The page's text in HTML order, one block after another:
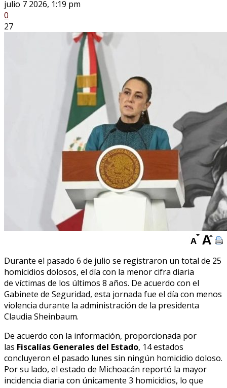
julio 7 2026, 1:19 pm
0
27
Durante el pasado 6 de julio se registraron un total de 25
homicidios dolosos, el día con la menor cifra diaria
de víctimas de los últimos 8 años. De acuerdo con el
Gabinete de Seguridad, esta jornada fue el día con menos
violencia durante la administración de la presidenta
Claudia Sheinbaum.
De acuerdo con la información, proporcionada por
las Fiscalías Generales del Estado, 14 estados
concluyeron el pasado lunes sin ningún homicidio doloso.
Por su lado, el estado de Michoacán reportó la mayor
incidencia diaria con únicamente 3 homicidios, lo que